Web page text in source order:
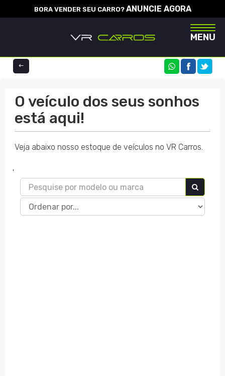
BORA VENDER SEU CARRO? ANUNCIE AGORA
MENU
O veículo dos seus sonhos
está aqui!
Veja abaixo nosso estoque de veículos no VR Carros.
'